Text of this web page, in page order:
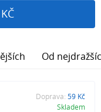
Od
Doprava: 59 Kč
Skladem